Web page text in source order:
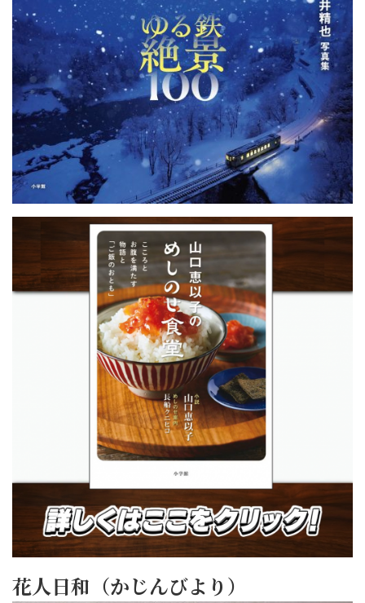
花人日和（かじんびより）